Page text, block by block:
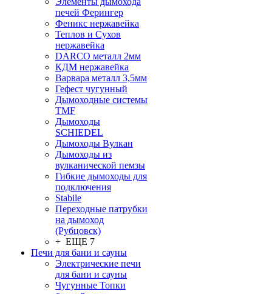
печей Ферингер
Феникс нержавейка
Теплов и Сухов
нержавейка
DARCO металл 2мм
КДМ нержавейка
Варвара металл 3,5мм
Гефест чугунный
Дымоходные системы
TMF
Дымоходы
SCHIEDEL
Дымоходы Вулкан
Дымоходы из
вулканической пемзы
Гибкие дымоходы для
подключения
Stabile
Переходные патрубки
на дымоход
(Рубцовск)
+ ЕЩЕ 7
Печи для бани и сауны
Электрические печи
для бани и сауны
Чугунные Топки